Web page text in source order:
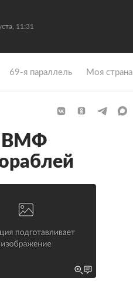
11:31
69-я параллель Моя страна
ВМФ